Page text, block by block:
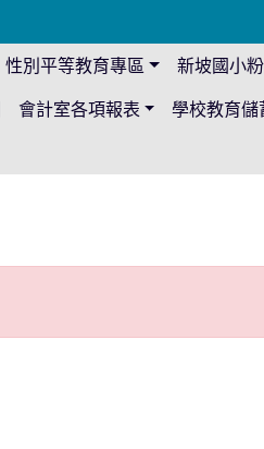
性別平等教育專區 新坡國小
會計室各項報表 學校教育儲